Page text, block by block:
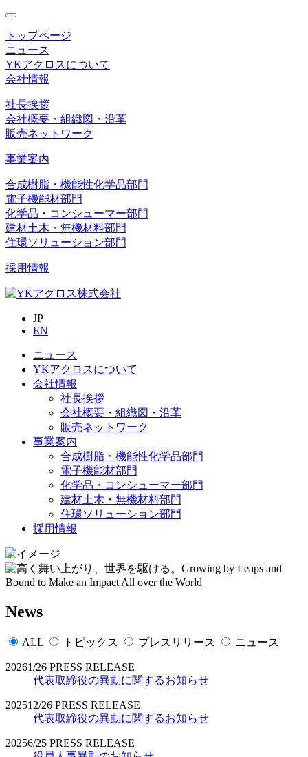
toggle
navigation
トップページ
ニュース
YKアクロスについて
会社情報
社長挨拶
会社概要・組織図・沿革
販売ネットワーク
事業案内
合成樹脂・機能性化学品部門
電子機能材部門
化学品・コンシューマー部門
建材土木・無機材料部門
住環ソリューション部門
採用情報
JP
EN
ニュース
YKアクロスについて
会社情報
社長挨拶
会社概要・組織図・沿革
販売ネットワーク
事業案内
合成樹脂・機能性化学品部門
電子機能材部門
化学品・コンシューマー部門
建材土木・無機材料部門
住環ソリューション部門
採用情報
News
ALL トピックス プレスリリース ニュース
20261/26 PRESS RELEASE
代表取締役の異動に関するお知らせ
202512/26 PRESS RELEASE
代表取締役の異動に関するお知らせ
20256/25 PRESS RELEASE